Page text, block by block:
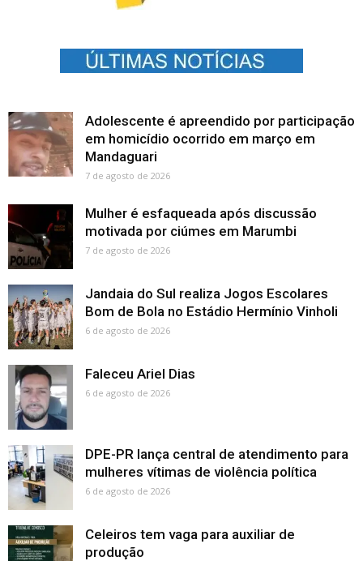
Adolescente é apreendido por participação
em homicídio ocorrido em março em
Mandaguari
7 de agosto de 2026
Mulher é esfaqueada após discussão
motivada por ciúmes em Marumbi
7 de agosto de 2026
Jandaia do Sul realiza Jogos Escolares
Bom de Bola no Estádio Hermínio Vinholi
6 de agosto de 2026
Faleceu Ariel Dias
6 de agosto de 2026
DPE-PR lança central de atendimento para
mulheres vítimas de violência política
6 de agosto de 2026
Celeiros tem vaga para auxiliar de
produção